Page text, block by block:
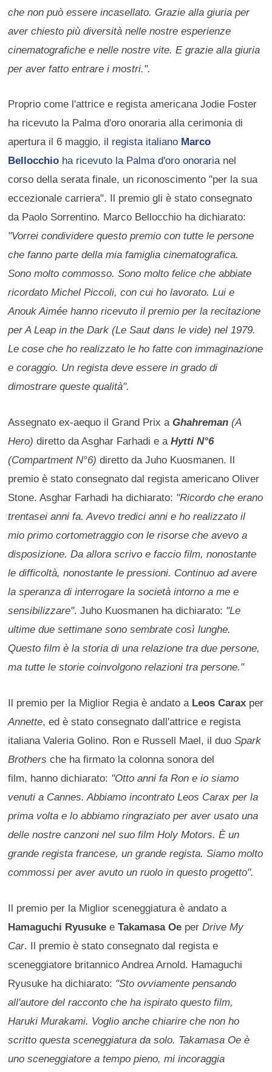
che non può essere incasellato. Grazie alla giuria per
aver chiesto più diversità nelle nostre esperienze
cinematografiche e nelle nostre vite. E grazie alla giuria
per aver fatto entrare i mostri.".
Proprio come l'attrice e regista americana Jodie Foster
ha ricevuto la Palma d'oro onoraria alla cerimonia di
apertura il 6 maggio, il regista italiano Marco
Bellocchio ha ricevuto la Palma d'oro onorarianel
corso della serata finale, un riconoscimento "per la sua
eccezionale carriera". Il premio gli è stato consegnato
da Paolo Sorrentino. Marco Bellocchio ha dichiarato:
"Vorrei condividere questo premio con tutte le persone
che fanno parte della mia famiglia cinematografica.
Sono molto commosso. Sono molto felice che abbiate
ricordato Michel Piccoli, con cui ho lavorato. Lui e
Anouk Aimée hanno ricevuto il premio per la recitazione
per A Leap in the Dark (Le Saut dans le vide) nel 1979.
Le cose che ho realizzato le ho fatte con immaginazione
e coraggio. Un regista deve essere in grado di
dimostrare queste qualità".
Assegnato ex-aequo il Grand Prix aGhahreman (A
Hero) diretto da Asghar Farhadi e aHytti N°6
(Compartment N°6)diretto da Juho Kuosmanen. Il
premio è stato consegnato dal regista americano Oliver
Stone. Asghar Farhadi ha dichiarato: "Ricordo che erano
trentasei anni fa. Avevo tredici anni e ho realizzato il
mio primo cortometraggio con le risorse che avevo a
disposizione. Da allora scrivo e faccio film, nonostante
le difficoltà, nonostante le pressioni. Continuo ad avere
la speranza di interrogare la società intorno a me e
sensibilizzare". Juho Kuosmanen ha dichiarato: "Le
ultime due settimane sono sembrate così lunghe.
Questo film è la storia di una relazione tra due persone,
ma tutte le storie coinvolgono relazioni tra persone."
Il premio per la Miglior Regia è andato a Leos Carax per
Annette, ed è stato consegnato dall'attrice e regista
italiana Valeria Golino. Ron e Russell Mael, il duoSpark
Brothersche ha firmato la colonna sonora del
film, hanno dichiarato: "Otto anni fa Ron e io siamo
venuti a Cannes. Abbiamo incontrato Leos Carax per la
prima volta e lo abbiamo ringraziato per aver usato una
delle nostre canzoni nel suo film Holy Motors. È un
grande regista francese, un grande regista. Siamo molto
commossi per aver avuto un ruolo in questo progetto".
Il premio per la Miglior sceneggiatura è andato a
Hamaguchi Ryusuke e Takamasa Oe per Drive My
Car. Il premio è stato consegnato dal regista e
sceneggiatore britannico Andrea Arnold. Hamaguchi
Ryusuke ha dichiarato: "Sto ovviamente pensando
all'autore del racconto che ha ispirato questo film,
Haruki Murakami. Voglio anche chiarire che non ho
scritto questa sceneggiatura da solo. Takamasa Oe è
uno sceneggiatore a tempo pieno, mi incoraggia